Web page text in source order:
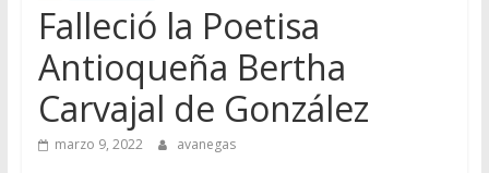
Falleció la Poetisa
Antioqueña Bertha
Carvajal de González
marzo 9, 2022 avanegas